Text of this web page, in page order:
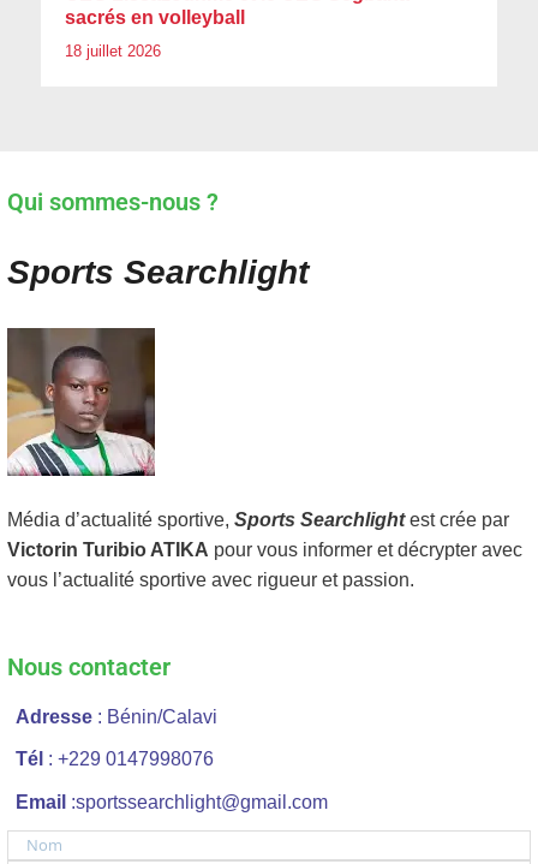
sacrés en volleyball
18 juillet 2026
Qui sommes-nous ?
Sports Searchlight
Média d’actualité sportive, Sports Searchlightest crée par
Victorin Turibio ATIKA pour vous informer et décrypter avec
vous l’actualité sportive avec rigueur et passion.
Nous contacter
Adresse : Bénin/Calavi
Tél : +229 0147998076
Email :sportssearchlight@gmail.com
Nom